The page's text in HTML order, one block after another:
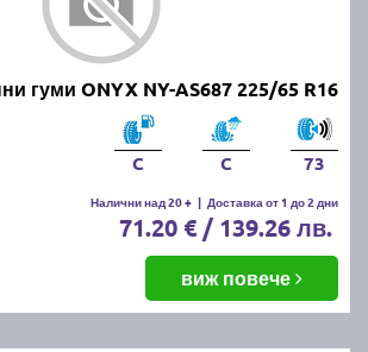
гуми ONYX NY-AS687 225/65 R16
C C 73
Налични над 20 + | Доставка от 1 до 2 дни
71.20 € / 139.26 лв.
виж повече